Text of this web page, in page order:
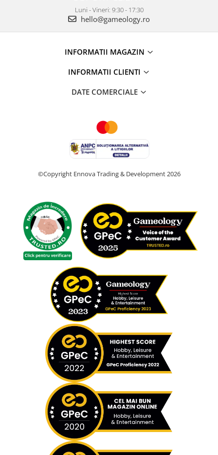
Luni - Vineri: 9:30 - 17:30
hello@gameology.ro
INFORMATII MAGAZIN
INFORMATII CLIENTI
DATE COMERCIALE
©Copyright Ennova Trading & Development 2026